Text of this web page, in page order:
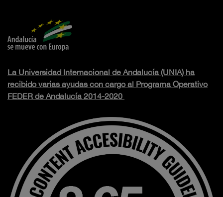
La Universidad Internacional de Andalucía (UNIA) ha
recibido varias ayudas con cargo al Programa Operativo
FEDER de Andalucía 2014-2020